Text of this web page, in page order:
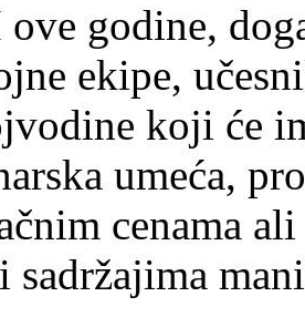
ove godine,
ekipe,
koji će
umeća,
cenama
sadržajima